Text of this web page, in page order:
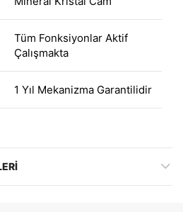
Tüm Fonksiyonlar Aktif
Çalışmakta
1 Yıl Mekanizma Garantilidir